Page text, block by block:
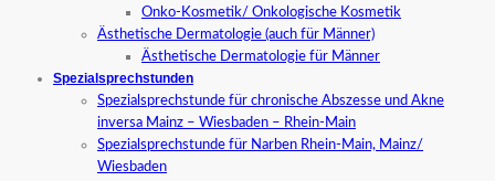
Onko-Kosmetik/ Onkologische Kosmetik
Ästhetische Dermatologie (auch für Männer)
Ästhetische Dermatologie für Männer
Spezialsprechstunden
Spezialsprechstunde für chronische Abszesse und Akne
inversa Mainz – Wiesbaden – Rhein-Main
Spezialsprechstunde für Narben Rhein-Main, Mainz/
Wiesbaden